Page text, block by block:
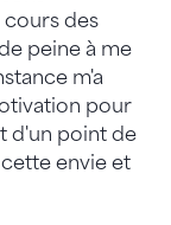
cours des
peine à me
m'a
pour
d'un point de
envie et